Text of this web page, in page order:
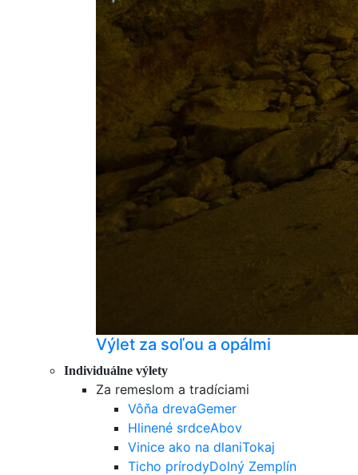
Výlet za soľou a opálmi
Individuálne výlety
Za remeslom a tradíciami
Vôňa drevaGemer
Hlinené srdceAbov
Vinice ako na dlaniTokaj
Ticho prírodyDolný Zemplín